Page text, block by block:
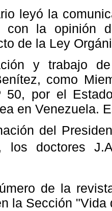
leyó la
con la opinión
de la Ley
y trabajo
como
50, por el
en Venezuela.
del
los doctores
de la
la Sección "Vida